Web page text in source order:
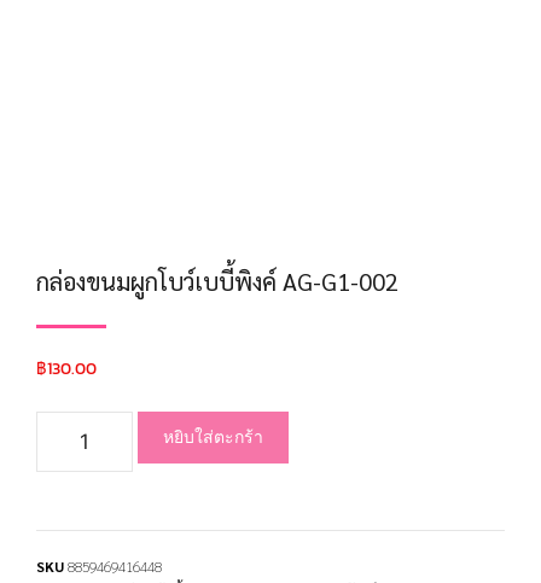
กล่องขนมผูกโบว์เบบี้พิงค์ AG-G1-002
฿130.00
หยิบใส่ตะกร้า
SKU8859469416448